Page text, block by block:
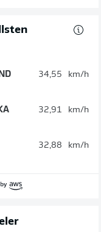
34,55 km/h
32,91 km/h
32,88 km/h